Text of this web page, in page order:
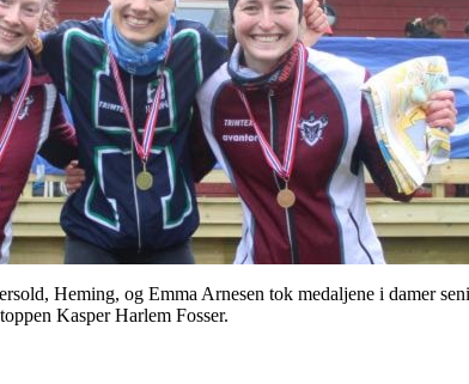
Heming, og Emma Arnesen tok medaljene i damer
Kasper Harlem Fosser.